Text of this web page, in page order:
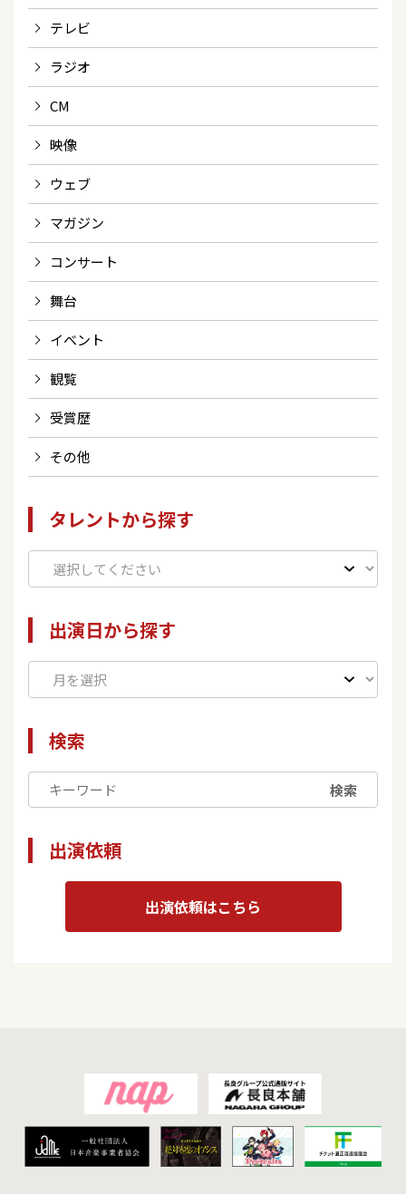
テレビ
ラジオ
CM
映像
ウェブ
マガジン
コンサート
舞台
イベント
観覧
受賞歴
その他
タレントから探す
出演日から探す
検索
検索
出演依頼
出演依頼はこちら